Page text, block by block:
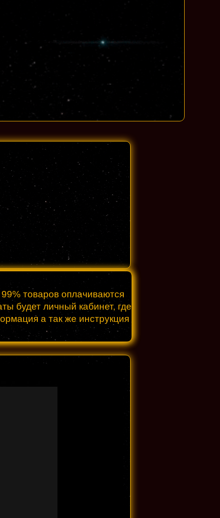
товаров оплачиваются
будет личный кабинет, где
а так же инструкция